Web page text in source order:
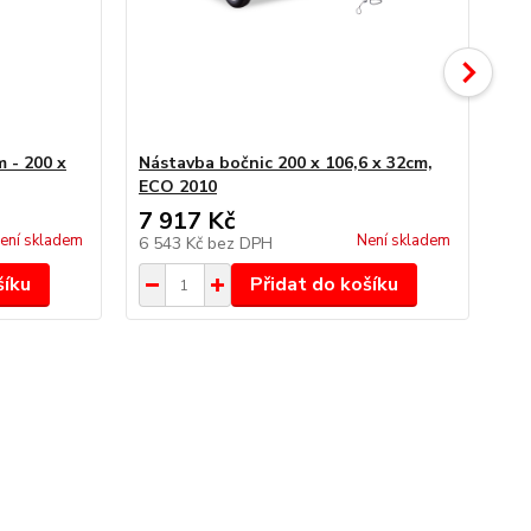
- 200 x
skladem
Nástavba bočnic 200 x 106,6 x 32cm,
ECO 2010
7 917 Kč
6 543 Kč bez DPH Není skladem
Přidat do košíku